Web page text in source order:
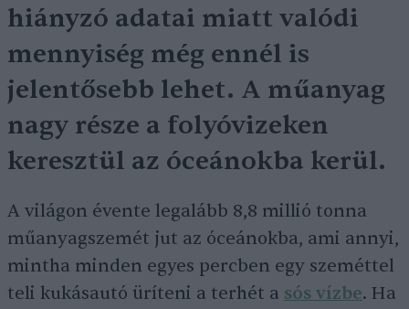
hiányzó adatai miatt valódi
mennyiség még ennél is
jelentősebb lehet. A műanyag
nagy része a folyóvizeken
keresztül az óceánokba kerül.
A világon évente legalább 8,8 millió tonna
műanyagszemét jut az óceánokba, ami annyi,
mintha minden egyes percben egy szeméttel
teli kukásautó üríteni a terhét a sós vízbe. Ha